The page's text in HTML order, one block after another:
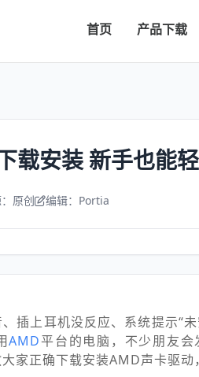
首页 产品下载
载安装 新手也能
原创 编辑：Portia
插上耳机没反应、系统提示“
AMD平台的电脑，不少朋友
家正确下载安装AMD声卡驱动